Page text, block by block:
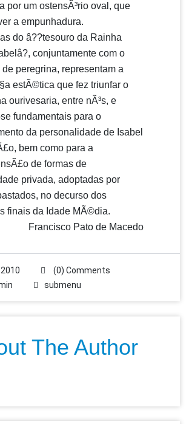
por um ostensÃ³rio oval, que
a empunhadura.
do â??tesouro da Rainha
conjuntamente com o
de peregrina, representam a
estÃ©tica que fez triunfar o
ourivesaria, entre nÃ³s, e
fundamentais para o
da personalidade de Isabel
bem como para a
de formas de
privada, adoptadas por
no decurso dos
finais da Idade MÃ©dia.
Francisco Pato de Macedo
(0) Comments
submenu
The Author